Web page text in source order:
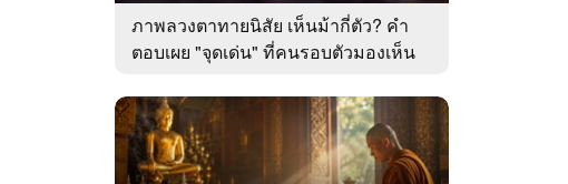
ภาพลวงตาทายนิสัย เห็นม้ากี่ตัว? คำ
ตอบเผย "จุดเด่น" ที่คนรอบตัวมองเห็น